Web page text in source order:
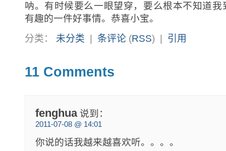
呐。有时候要么一眼望穿，要么根本不知道
有趣的一件好事情。恭喜小宝。
分类： 未分类 条评论 (RSS) | 引用
11 Comments
fenghua 说到：
2011-07-08 @ 14:01
你说的话我越来越喜欢听。。。。